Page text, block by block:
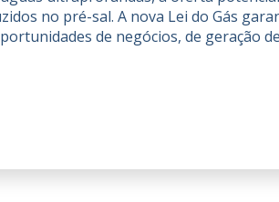
no pré-sal. A nova Lei do Gás
de negócios, de geração